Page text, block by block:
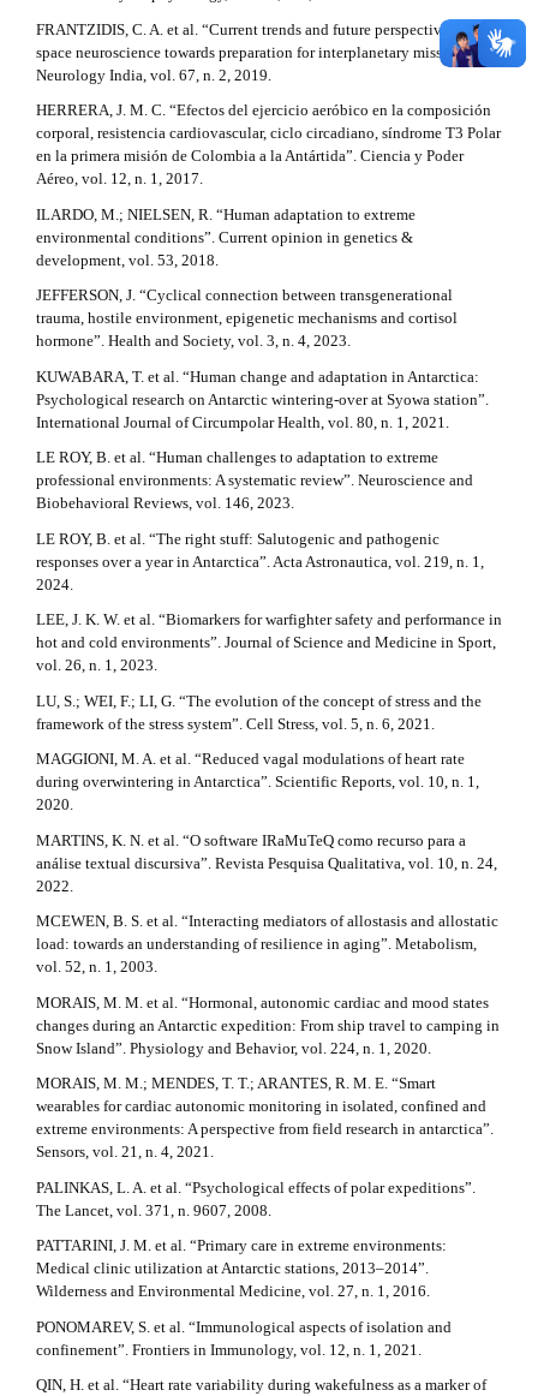
i
l
s
#
#
FRANTZIDIS, C. A. et al. “Current trends and future perspectives of
space neuroscience towards preparation for interplanetary missions”.
Neurology India, vol. 67, n. 2, 2019.
HERRERA, J. M. C. “Efectos del ejercicio aeróbico en la composición
corporal, resistencia cardiovascular, ciclo circadiano, síndrome T3 Polar
en la primera misión de Colombia a la Antártida”. Ciencia y Poder
Aéreo, vol. 12, n. 1, 2017.
ILARDO, M.; NIELSEN, R. “Human adaptation to extreme
environmental conditions”. Current opinion in genetics &
development, vol. 53, 2018.
JEFFERSON, J. “Cyclical connection between transgenerational
trauma, hostile environment, epigenetic mechanisms and cortisol
hormone”. Health and Society, vol. 3, n. 4, 2023.
KUWABARA, T. et al. “Human change and adaptation in Antarctica:
Psychological research on Antarctic wintering-over at Syowa station”.
International Journal of Circumpolar Health, vol. 80, n. 1, 2021.
LE ROY, B. et al. “Human challenges to adaptation to extreme
professional environments: A systematic review”. Neuroscience and
Biobehavioral Reviews, vol. 146, 2023.
LE ROY, B. et al. “The right stuff: Salutogenic and pathogenic
responses over a year in Antarctica”. Acta Astronautica, vol. 219, n. 1,
2024.
LEE, J. K. W. et al. “Biomarkers for warfighter safety and performance in
hot and cold environments”. Journal of Science and Medicine in Sport,
vol. 26, n. 1, 2023.
LU, S.; WEI, F.; LI, G. “The evolution of the concept of stress and the
framework of the stress system”. Cell Stress, vol. 5, n. 6, 2021.
MAGGIONI, M. A. et al. “Reduced vagal modulations of heart rate
during overwintering in Antarctica”. Scientific Reports, vol. 10, n. 1,
2020.
MARTINS, K. N. et al. “O software IRaMuTeQ como recurso para a
análise textual discursiva”. Revista Pesquisa Qualitativa, vol. 10, n. 24,
2022.
MCEWEN, B. S. et al. “Interacting mediators of allostasis and allostatic
load: towards an understanding of resilience in aging”. Metabolism,
vol. 52, n. 1, 2003.
MORAIS, M. M. et al. “Hormonal, autonomic cardiac and mood states
changes during an Antarctic expedition: From ship travel to camping in
Snow Island”. Physiology and Behavior, vol. 224, n. 1, 2020.
MORAIS, M. M.; MENDES, T. T.; ARANTES, R. M. E. “Smart
wearables for cardiac autonomic monitoring in isolated, confined and
extreme environments: A perspective from field research in antarctica”.
Sensors, vol. 21, n. 4, 2021.
PALINKAS, L. A. et al. “Psychological effects of polar expeditions”.
The Lancet, vol. 371, n. 9607, 2008.
PATTARINI, J. M. et al. “Primary care in extreme environments:
Medical clinic utilization at Antarctic stations, 2013–2014”.
Wilderness and Environmental Medicine, vol. 27, n. 1, 2016.
PONOMAREV, S. et al. “Immunological aspects of isolation and
confinement”. Frontiers in Immunology, vol. 12, n. 1, 2021.
QIN, H. et al. “Heart rate variability during wakefulness as a marker of